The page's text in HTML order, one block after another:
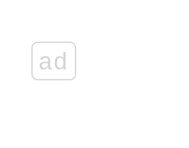
ad